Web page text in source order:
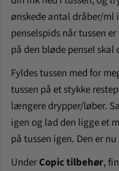
ønskede antal dråber/ml
penselspids når tussen
på den bløde pensel skal
Fyldes tussen med for
tussen på et stykke
længere drypper/løber.
igen og lad den ligge et
på tussen igen. Den er
UnderCopic tilbehør,